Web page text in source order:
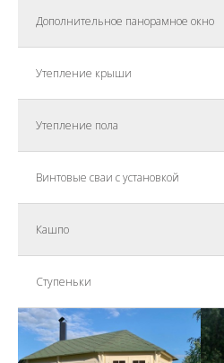
Дополнительное панорамное окно
Утепление крыши
Утепление пола
Винтовые сваи с установкой
Кашпо
Ступеньки
Вы совершенно
можете выбрать